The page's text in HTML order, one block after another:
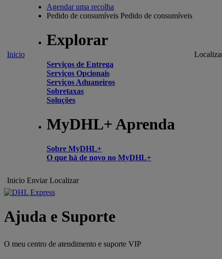
Inicio
Agendar uma recolha
Pedido de consumíveis Pedido de consumíveis
Explorar
Serviços de Entrega
Serviços Opcionais
Serviços Aduaneiros
Sobretaxas
Soluções
MyDHL+ Aprenda
Sobre MyDHL+
O que há de novo no MyDHL+
Inicio Enviar Localizar
Ajuda e Suporte
O meu centro de atendimento e suporte VIP